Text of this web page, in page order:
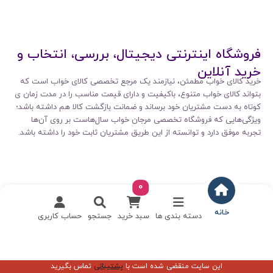
این سایت منقضی شده است با پشتیبانی تماس بگیرید
خانه دسته بندی ها
0
سبد خرید جستجو حساب کاربری
فروشگاه اینترنتی دیجیتال، بررسی، انتخاب و
خرید آنلاین
خرید کالای خواب مطمئن، نیازمند یک مرجع تخصصی کالای خواب است که
بتواند کالای خواب متنوع، باکیفیت و دارای قیمت مناسب را در مدت زمان ی
کوتاه به دست مشتریان خود برساند و ضمانت بازگشت کالا هم داشته باشد؛
ویژگی‌هایی که فروشگاه تخصصی مرجان خواب سال‌هاست بر روی آن‌ها
تجربه موفق دارد و توانسته از این طریق مشتریان ثابت خود را داشته باشد.